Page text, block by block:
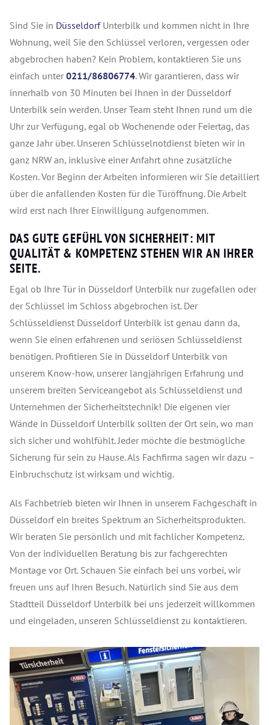
Sind Sie in DüsseldorfUnterbilk und kommen nicht in Ihre
Wohnung, weil Sie den Schlüssel verloren, vergessen oder
abgebrochen haben? Kein Problem, kontaktieren Sie uns
einfach unter 0211/86806774. Wir garantieren, dass wir
innerhalb von 30 Minuten bei Ihnen in der Düsseldorf
Unterbilk sein werden. Unser Team steht Ihnen rund um die
Uhr zur Verfügung, egal ob Wochenende oder Feiertag, das
ganze Jahr über. Unseren Schlüsselnotdienst bieten wir in
ganz NRW an, inklusive einer Anfahrt ohne zusätzliche
Kosten. Vor Beginn der Arbeiten informieren wir Sie detailliert
über die anfallenden Kosten für die Türöffnung. Die Arbeit
wird erst nach Ihrer Einwilligung aufgenommen.
DAS GUTE GEFÜHL VON SICHERHEIT: MIT
QUALITÄT & KOMPETENZ STEHEN WIR AN IHRER
SEITE.
Egal ob Ihre Tür in Düsseldorf Unterbilk nur zugefallen oder
der Schlüssel im Schloss abgebrochen ist. Der
Schlüsseldienst Düsseldorf Unterbilk ist genau dann da,
wenn Sie einen erfahrenen und seriösen Schlüsseldienst
benötigen. Profitieren Sie in Düsseldorf Unterbilk von
unserem Know-how, unserer langjährigen Erfahrung und
unserem breiten Serviceangebot als Schlüsseldienst und
Unternehmen der Sicherheitstechnik! Die eigenen vier
Wände in Düsseldorf Unterbilk sollten der Ort sein, wo man
sich sicher und wohlfühlt. Jeder möchte die bestmögliche
Sicherung für sein zu Hause. Als Fachfirma sagen wir dazu –
Einbruchschutz ist wirksam und wichtig.
Als Fachbetrieb bieten wir Ihnen in unserem Fachgeschäft in
Düsseldorf ein breites Spektrum an Sicherheitsprodukten.
Wir beraten Sie persönlich und mit fachlicher Kompetenz.
Von der individuellen Beratung bis zur fachgerechten
Montage vor Ort. Schauen Sie einfach bei uns vorbei, wir
freuen uns auf Ihren Besuch. Natürlich sind Sie aus dem
Stadtteil Düsseldorf Unterbilk bei uns jederzeit willkommen
und eingeladen, unseren Schlüsseldienst zu kontaktieren.